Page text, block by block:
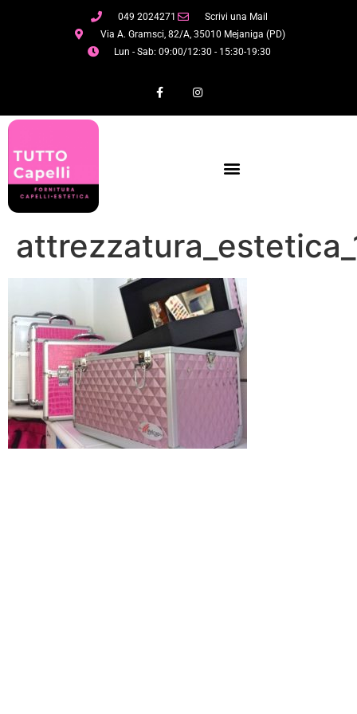
049 2024271
Scrivi una Mail
Via A. Gramsci, 82/A, 35010 Mejaniga (PD)
Lun - Sab: 09:00/12:30 - 15:30-19:30